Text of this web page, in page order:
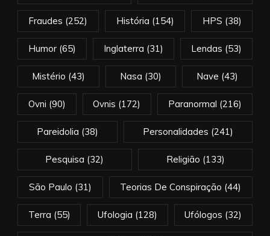
Fraudes (252) História (154) HPS (38)
Humor(65) Inglaterra (31) Lendas (53)
Mistério (43) Nasa (30) Nave (43)
Ovni (90) Ovnis (172) Paranormal (216)
Pareidolia (38) Personalidades (241)
Pesquisa (32) Religião (133)
São Paulo (31) Teorias De Conspiração (44)
Terra (55) Ufologia (128) Ufólogos (32)